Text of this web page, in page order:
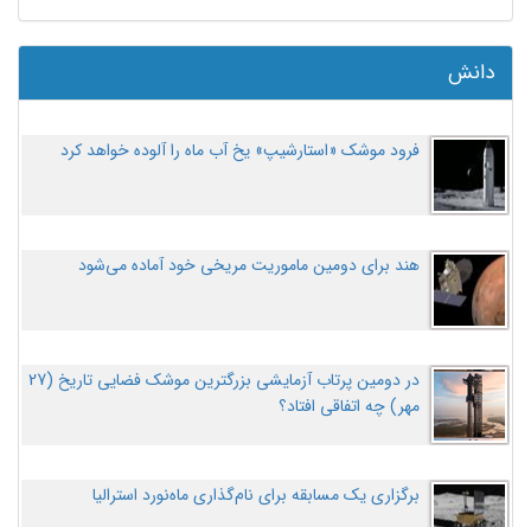
دانش
فرود موشک «استارشیپ» یخ آب ماه را آلوده خواهد کرد
هند برای دومین ماموریت مریخی خود آماده می‌شود
در دومین پرتاب آزمایشی بزرگترین موشک فضایی تاریخ (27
مهر‌) چه اتفاقی افتاد؟
برگزاری یک مسابقه برای نام‌گذاری ماه‌نورد استرالیا